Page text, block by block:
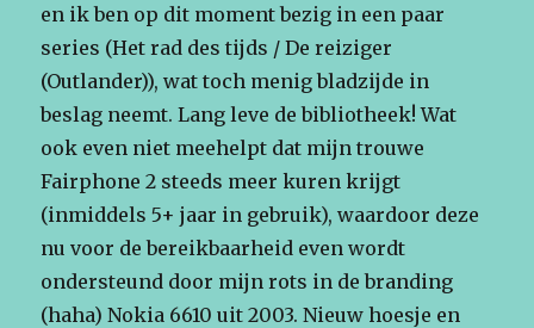
en ik ben op dit moment bezig in een paar
series (Het rad des tijds / De reiziger
(Outlander)), wat toch menig bladzijde in
beslag neemt. Lang leve de bibliotheek! Wat
ook even niet meehelpt dat mijn trouwe
Fairphone 2 steeds meer kuren krijgt
(inmiddels 5+ jaar in gebruik), waardoor deze
nu voor de bereikbaarheid even wordt
ondersteund door mijn rots in de branding
(haha) Nokia 6610 uit 2003. Nieuw hoesje en